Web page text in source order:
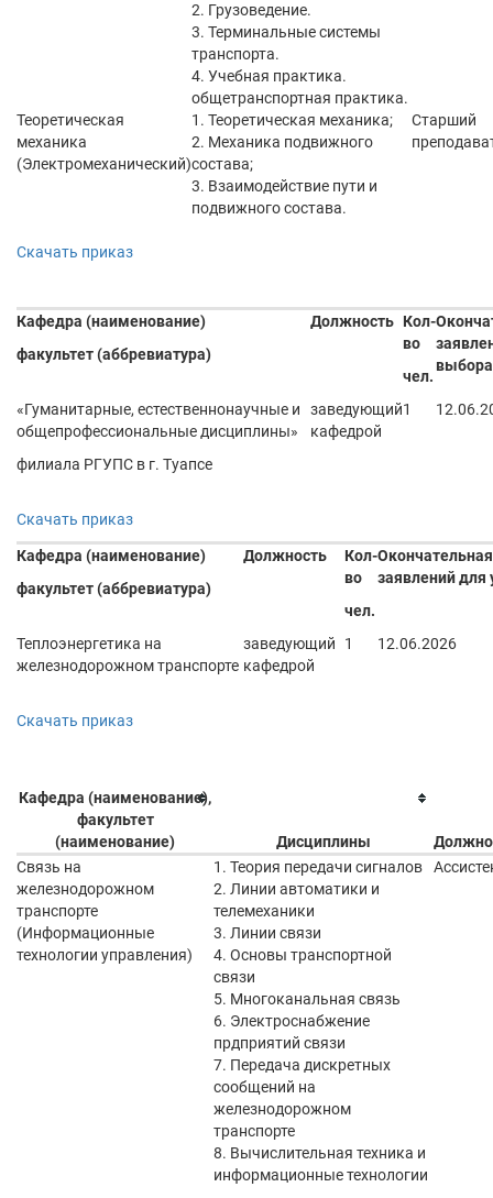
2. Грузоведение.
3. Терминальные системы
транспорта.
4. Учебная практика.
общетранспортная практика.
Теоретическая
механика
(Электромеханический)
1. Теоретическая механика;
2. Механика подвижного
состава;
3. Взаимодействие пути и
подвижного состава.
Старший
Скачать приказ
Кафедра (наименование)
факультет (аббревиатура)
Должность Кол-
во
чел.
«Гуманитарные, естественнонаучные и
общепрофессиональные дисциплины»
филиала РГУПС в г. Туапсе
заведующий
кафедрой
1
Скачать приказ
Кафедра (наименование)
факультет (аббревиатура)
Должность
Кол-
во
чел.
заявлений для
Теплоэнергетика на
железнодорожном транспорте
заведующий
кафедрой
1 12.06.2026
Скачать приказ
Кафедра (наименование),
факультет
(наименование)
Дисциплины
Связь на
железнодорожном
транспорте
(Информационные
технологии управления)
1. Теория передачи сигналов
2. Линии автоматики и
телемеханики
3. Линии связи
4. Основы транспортной
связи
5. Многоканальная связь
6. Электроснабжение
прдприятий связи
7. Передача дискретных
сообщений на
железнодорожном
транспорте
8. Вычислительная техника и
информационные технологии